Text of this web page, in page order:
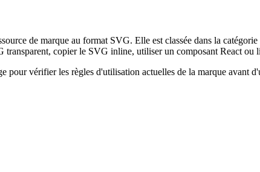
de marque au format SVG. Elle est classée dans la
copier le SVG inline, utiliser un composant React
pour vérifier les règles d'utilisation actuelles de la marque avant